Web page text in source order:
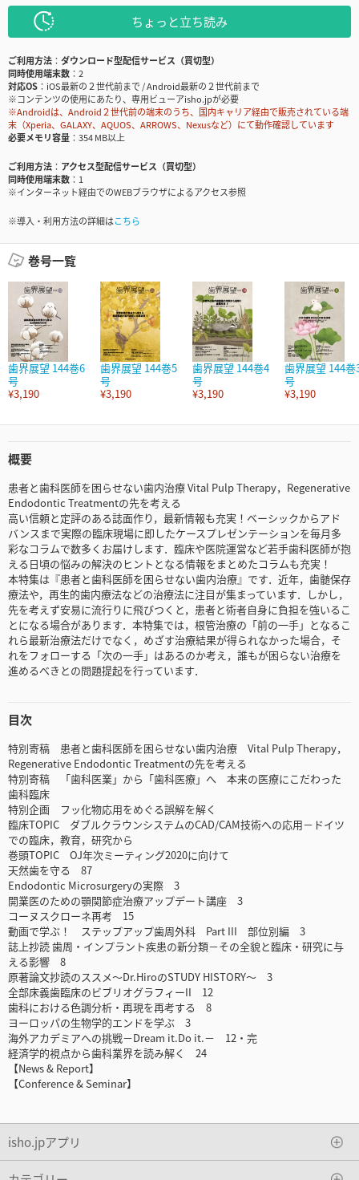
ちょっと立ち読み
ご利用方法
ダウンロード型配信サービス（買切型）
同時使用端末数
2
対応OS
iOS最新の２世代前まで / Android最新の２世代前まで
※コンテンツの使用にあたり、専用ビューアisho.jpが必要
※Androidは、Android２世代前の端末のうち、国内キャリア経由で販売されている端
末（Xperia、GALAXY、AQUOS、ARROWS、Nexusなど）にて動作確認しています
必要メモリ容量
354 MB以上
ご利用方法
アクセス型配信サービス（買切型）
同時使用端末数
1
※インターネット経由でのWEBブラウザによるアクセス参照
※導入・利用方法の詳細はこちら
巻号一覧
歯界展望 144巻6
号
¥3,190
歯界展望 144巻5
号
¥3,190
歯界展望 144巻4
号
¥3,190
歯界展望 144巻
号
¥3,190
概要
患者と歯科医師を困らせない歯内治療 Vital Pulp Therapy，Regenerative
Endodontic Treatmentの先を考える
高い信頼と定評のある誌面作り，最新情報も充実！ベーシックからアド
バンスまで実際の臨床現場に即したケースプレゼンテーションを毎月多
彩なコラムで数多くお届けします．臨床や医院運営など若手歯科医師が抱
える日頃の悩みの解決のヒントとなる情報をまとめたコラムも充実！
本特集は『患者と歯科医師を困らせない歯内治療』です．近年，歯髄保存
療法や，再生的歯内療法などの治療法に注目が集まっています．しかし，
先を考えず安易に流行りに飛びつくと，患者と術者自身に負担を強いるこ
とになる場合があります．本特集では，根管治療の「前の一手」となるこ
れら最新治療法だけでなく，めざす治療結果が得られなかった場合，そ
れをフォローする「次の一手」はあるのか考え，誰もが困らない治療を
進めるべきとの問題提起を行っています．
目次
特別寄稿 患者と歯科医師を困らせない歯内治療 Vital Pulp Therapy，
Regenerative Endodontic Treatmentの先を考える
特別寄稿 「歯科医業」から「歯科医療」へ 本来の医療にこだわった
歯科臨床
特別企画 フッ化物応用をめぐる誤解を解く
臨床TOPIC ダブルクラウンシステムのCAD/CAM技術への応用－ドイツ
での臨床，教育，研究から
巻頭TOPIC OJ年次ミーティング2020に向けて
天然歯を守る 87
Endodontic Microsurgeryの実際 3
開業医のための顎関節症治療アップデート講座 3
コーヌスクローネ再考 15
動画で学ぶ！ ステップアップ歯周外科 Part III 部位別編 3
誌上抄読 歯周・インプラント疾患の新分類－その全貌と臨床・研究に与
える影響 8
原著論文抄読のススメ～Dr.HiroのSTUDY HISTORY～ 3
全部床義歯臨床のビブリオグラフィーII 12
歯科における色調分析・再現を再考する 8
ヨーロッパの生物学的エンドを学ぶ 3
海外アカデミアへの挑戦－Dream it.Do it.－ 12・完
経済学的視点から歯科業界を読み解く 24
【News & Report】
【Conference & Seminar】
isho.jpアプリ